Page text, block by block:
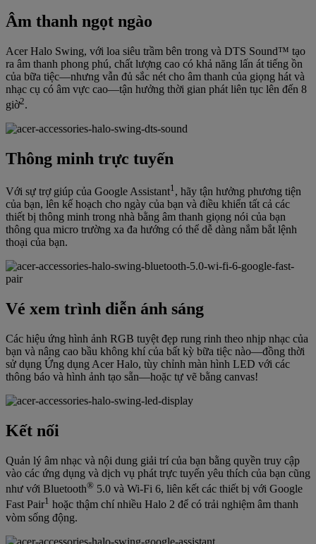
Âm thanh ngọt ngào
Acer Halo Swing, với loa siêu trầm bên trong và DTS Sound™ tạo
ra âm thanh phong phú, chất lượng cao có khả năng lấn át tiếng ồn
của bữa tiệc—nhưng vẫn đủ sắc nét cho âm thanh của giọng hát và
nhạc cụ có âm vực cao—tận hưởng thời gian phát liên tục lên đến 8
giờ2.
Thông minh trực tuyến
Với sự trợ giúp của Google Assistant1 , hãy tận hưởng phương tiện
của bạn, lên kế hoạch cho ngày của bạn và điều khiển tất cả các
thiết bị thông minh trong nhà bằng âm thanh giọng nói của bạn
thông qua micro trường xa đa hướng có thể dễ dàng nắm bắt lệnh
thoại của bạn.
Vé xem trình diễn ánh sáng
Các hiệu ứng hình ảnh RGB tuyệt đẹp rung rinh theo nhịp nhạc của
bạn và nâng cao bầu không khí của bất kỳ bữa tiệc nào—đồng thời
sử dụng Ứng dụng Acer Halo, tùy chỉnh màn hình LED với các
thông báo và hình ảnh tạo sẵn—hoặc tự vẽ bằng canvas!
Kết nối
Quản lý âm nhạc và nội dung giải trí của bạn bằng quyền truy cập
vào các ứng dụng và dịch vụ phát trực tuyến yêu thích của bạn cũng
như với Bluetooth® 5.0 và Wi-Fi 6, liên kết các thiết bị với Google
Fast Pair1 hoặc thậm chí nhiều Halo 2 để có trải nghiệm âm thanh
vòm sống động.